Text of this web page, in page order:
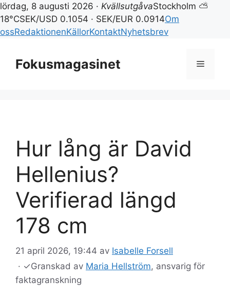
lördag, 8 augusti 2026 · KvällsutgåvaStockholm ⛅
18°CSEK/USD 0.1054 · SEK/EUR 0.0914Om
ossRedaktionenKällorKontaktNyhetsbrev
innehållFokusmagasinet Meny
Hur lång är David
Hellenius?
Verifierad längd
178 cm
21 april 2026, 19:44 av Isabelle Forsell
· ✓Granskad av Maria Hellström, ansvarig för
faktagranskning